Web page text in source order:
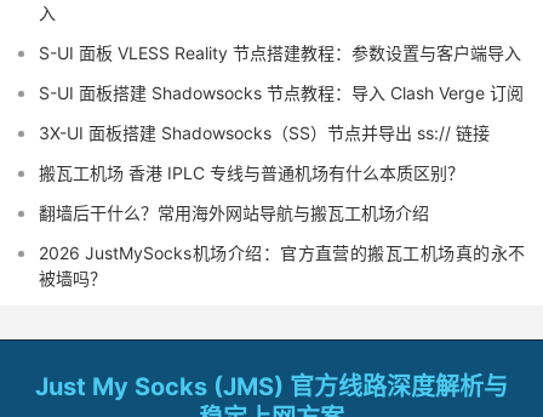
入
S-UI 面板 VLESS Reality 节点搭建教程：参数设置与客户端导入
S-UI 面板搭建 Shadowsocks 节点教程：导入 Clash Verge 订阅
3X-UI 面板搭建 Shadowsocks（SS）节点并导出 ss:// 链接
搬瓦工机场 香港 IPLC 专线与普通机场有什么本质区别？
翻墙后干什么？常用海外网站导航与搬瓦工机场介绍
2026 JustMySocks机场介绍：官方直营的搬瓦工机场真的永不
被墙吗？
Just My Socks (JMS) 官方线路深度解析与